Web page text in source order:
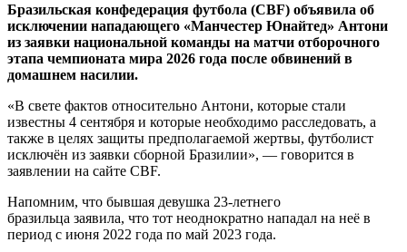
Бразильская конфедерация футбола (CBF) объявила об
исключении нападающего «Манчестер Юнайтед» Антони
из заявки национальной команды на матчи отборочного
этапа чемпионата мира 2026 года после обвинений в
домашнем насилии.
«В свете фактов относительно Антони, которые стали
известны 4 сентября и которые необходимо расследовать, а
также в целях защиты предполагаемой жертвы, футболист
исключён из заявки сборной Бразилии», — говорится в
заявлении на сайте CBF.
Напомним, что бывшая девушка 23-летнего
бразильца заявила, что тот неоднократно нападал на неё в
период с июня 2022 года по май 2023 года.